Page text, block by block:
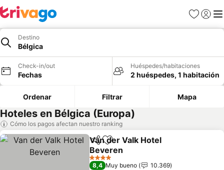
Favoritos
Iniciar
Destino
Bélgica
Check-in/out
Fechas
Huéspedes/habitaciones
2 huéspedes, 1 habitación
Ordenar Filtrar Mapa
Hoteles en Bélgica (Europa)
Cómo los pagos afectan nuestro ranking
CompartirAgregar a favoritos
Van der Valk Hotel
Beveren
4 Estrellas
8,4 Muy bueno
10.369